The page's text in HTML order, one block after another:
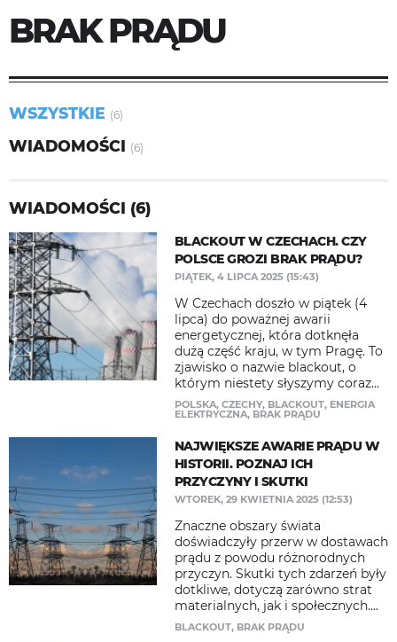
BRAK PRĄDU
WSZYSTKIE (6)
WIADOMOŚCI (6)
WIADOMOŚCI (6)
BLACKOUT W CZECHACH. CZY
POLSCE GROZI BRAK PRĄDU?
PIĄTEK, 4 LIPCA 2025 (15:43)
W Czechach doszło w piątek (4
lipca) do poważnej awarii
energetycznej, która dotknęła
dużą część kraju, w tym Pragę. To
zjawisko o nazwie blackout, o
którym niestety słyszymy coraz...
POLSKA, CZECHY, BLACKOUT, ENERGIA
ELEKTRYCZNA, BRAK PRĄDU
NAJWIĘKSZE AWARIE PRĄDU W
HISTORII. POZNAJ ICH
PRZYCZYNY I SKUTKI
WTOREK, 29 KWIETNIA 2025 (12:53)
Znaczne obszary świata
doświadczyły przerw w dostawach
prądu z powodu różnorodnych
przyczyn. Skutki tych zdarzeń były
dotkliwe, dotyczą zarówno strat
materialnych, jak i społecznych....
BLACKOUT, BRAK PRĄDU